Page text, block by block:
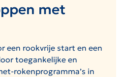
met
een rookvrije start en een
toegankelijke en
rokenprogramma’s in